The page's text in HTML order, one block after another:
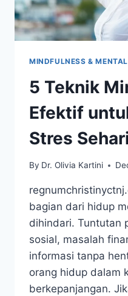
MINDFULNESS &
5 Teknik
Efektif
Stres
By Dr. Olivia Kartini
bagian dari hidup
dihindari. Tuntutan
sosial, masalah
informasi tanpa
orang hidup dalam
berkepanjangan.